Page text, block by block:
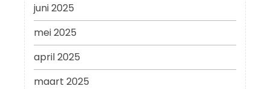
juni 2025
mei 2025
april 2025
maart 2025